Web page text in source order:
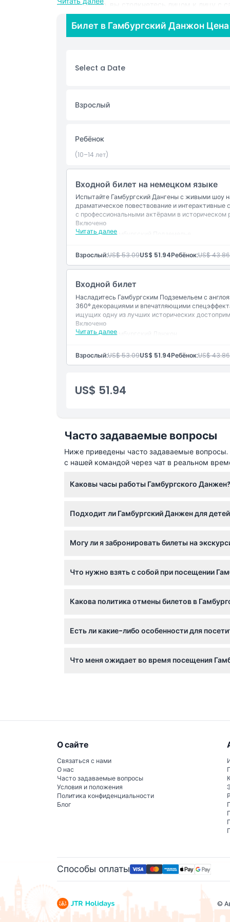
пространство, вы столкнетесь лицом к лицу с
зловещий палач объясняет свои жестокие
заключённые принуждаются к признаниям, и
Приключение продолжается в старой гавани,
драматический внутренний аттракцион
чтобы затем с головой окунуться в темноту в
адреналина, поклонникам истории и впервые
посмотреть в Гамбурге, эта уникальная
Включено
Политика в отношении детей и взрослых
Исключения
Вещи, которые нужно знать
Местоположение
Как добраться туда
Политика отмены
Билет в Гамбургский Данжон
Select a Date
Взрослый
Ребёнок
(10–14 лет)
Входной билет на немецком языке
Испытайте Гамбургский Дангены с живыми
драматическое повествование и
с профессиональными актёрами в
Читать далее
Включено
Вход в: Гамбургский Подземелье
Взрослый:US$ 53.09US$ 51.94Ребёнок:US$ 43.86
Входной билет
Насладитесь Гамбургским Подземельем с
360° декорациями и впечатляющими
ищущих одну из лучших исторических
Читать далее
Включено
Вход в: Гамбургский Данжон
Взрослый:US$ 53.09US$ 51.94Ребёнок:US$ 43.86
US$ 51.94
Часто задаваемые вопросы
Ниже приведены часто задаваемые вопросы.
с нашей командой через чат в реальном
Каковы часы работы Гамбургского Данжен?
(возможны изменения — пожалуйста,
Подходит ли Гамбургский Данжен для
посетители от 15 лет оплачивают взрослый
Могу ли я забронировать билеты на
что если менее четырех гостей
Что нужно взять с собой при посещении
комфортного времяпрепровождения.
Какова политика отмены билетов в
Есть ли какие-либо особенности для
обязательно уточняйте доступность при
Что меня ожидает во время посещения
О сайте
Связаться с нами
О нас
Часто задаваемые вопросы
Условия и положения
Политика конфиденциальности
Блог
Способы оплаты
©